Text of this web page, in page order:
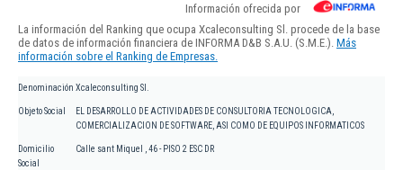
Información ofrecida por
La información del Ranking que ocupa Xcaleconsulting Sl. procede de la base
de datos de información financiera de INFORMA D&B S.A.U. (S.M.E.). Más
información sobre el Ranking de Empresas.
Denominación Xcaleconsulting Sl.
Objeto Social
EL DESARROLLO DE ACTIVIDADES DE CONSULTORIA TECNOLOGICA,
COMERCIALIZACION DE SOFTWARE, ASI COMO DE EQUIPOS INFORMATICOS
Domicilio
Social
Calle sant Miquel , 46 - PISO 2 ESC DR